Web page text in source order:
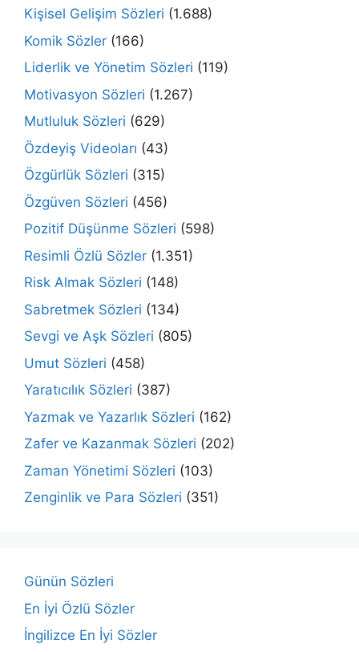
Kişisel Gelişim Sözleri (1.688)
Komik Sözler (166)
Liderlik ve Yönetim Sözleri (119)
Motivasyon Sözleri (1.267)
Mutluluk Sözleri (629)
Özdeyiş Videoları (43)
Özgürlük Sözleri (315)
Özgüven Sözleri (456)
Pozitif Düşünme Sözleri (598)
Resimli Özlü Sözler (1.351)
Risk Almak Sözleri (148)
Sabretmek Sözleri (134)
Sevgi ve Aşk Sözleri (805)
Umut Sözleri (458)
Yaratıcılık Sözleri (387)
Yazmak ve Yazarlık Sözleri (162)
Zafer ve Kazanmak Sözleri (202)
Zaman Yönetimi Sözleri (103)
Zenginlik ve Para Sözleri (351)
Günün Sözleri
En İyi Özlü Sözler
İngilizce En İyi Sözler